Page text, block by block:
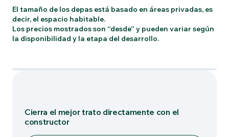
El tamaño de los depas está basado en áreas privadas, es
decir, el espacio habitable.
Los precios mostrados son “desde” y pueden variar según
la disponibilidad y la etapa del desarrollo.
Cierra el mejor trato directamente con el
constructor